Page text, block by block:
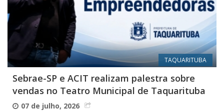
TAQUARITUBA
Sebrae-SP e ACIT realizam palestra sobre
vendas no Teatro Municipal de Taquarituba
07 de julho, 2026